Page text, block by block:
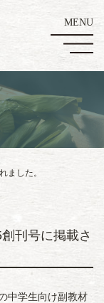
ました。
刊号に掲載さ
中学生向け副教材